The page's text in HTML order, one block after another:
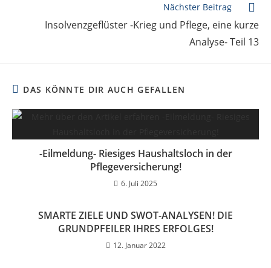
Nächster Beitrag
Insolvenzgeflüster -Krieg und Pflege, eine kurze
Analyse- Teil 13
DAS KÖNNTE DIR AUCH GEFALLEN
-Eilmeldung- Riesiges Haushaltsloch in der
Pflegeversicherung!
6. Juli 2025
SMARTE ZIELE UND SWOT-ANALYSEN! DIE
GRUNDPFEILER IHRES ERFOLGES!
12. Januar 2022